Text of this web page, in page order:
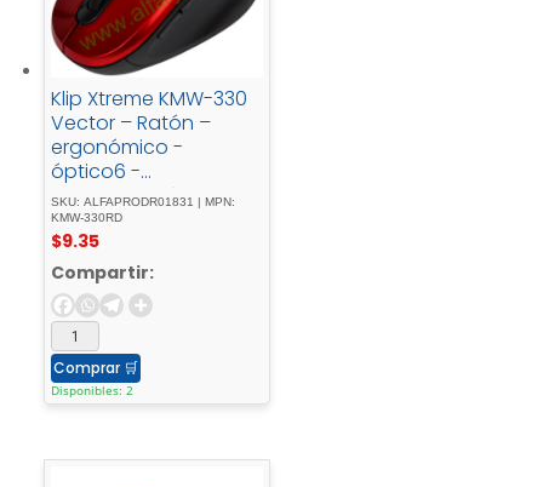
Klip Xtreme KMW-330
Vector – Ratón –
ergonómico -
óptico6 -
botonesinalámbrico2.
4 - GHzreceptor -
inalámbrico - USBrojo
SKU: ALFAPRODR01831 | MPN:
KMW-330RD
$9.35
Compartir:
Comprar 🛒
Disponibles: 2